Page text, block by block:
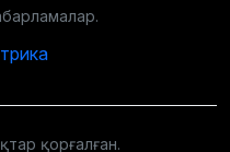
қорғалған.